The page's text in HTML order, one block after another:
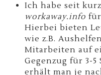
Ich habe seit
workaway.info
Hierbei bieten
wie z.B.
Mitarbeiten auf
Gegenzug für 3-
erhält man je